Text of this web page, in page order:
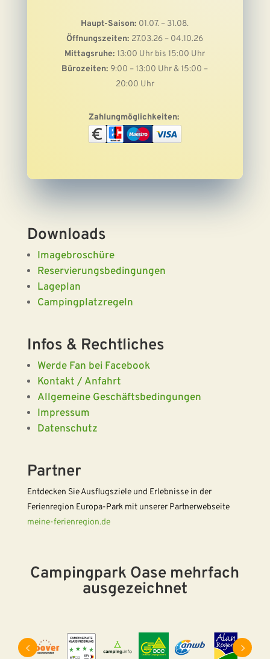
Haupt-Saison: 01.07. – 31.08.
Öffnungszeiten: 27.03.26 – 04.10.26
Mittagsruhe:13:00 Uhr bis 15:00 Uhr
Bürozeiten: 9:00 – 13:00 Uhr & 15:00 –
20:00 Uhr
Zahlungmöglichkeiten:
Downloads
Imagebroschüre
Reservierungsbedingungen
Lageplan
Campingplatzregeln
Infos & Rechtliches
Werde Fan bei Facebook
Kontakt / Anfahrt
Allgemeine Geschäftsbedingungen
Impressum
Datenschutz
Partner
Entdecken Sie Ausflugsziele und Erlebnisse in der
Ferienregion Europa-Park mit unserer Partnerwebseite
meine-ferienregion.de
Campingpark Oase mehrfach
ausgezeichnet